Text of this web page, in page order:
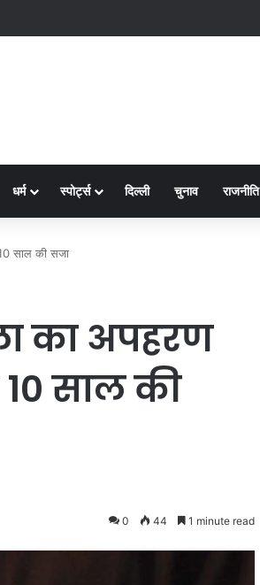
धर्म स्पोर्ट्स दिल्ली चुनाव राजनीति
साल की सजा
का अपहरण
साल की
0 44 1 minute read